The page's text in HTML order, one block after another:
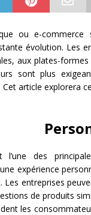
ou e-
évolution. Les
aux plates-
sont plus
article explorera
l’une des
expérience
entreprises
de produits
les